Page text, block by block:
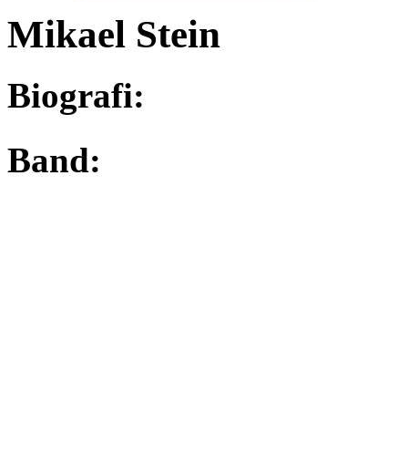
Mikael Stein
Biografi:
Band: